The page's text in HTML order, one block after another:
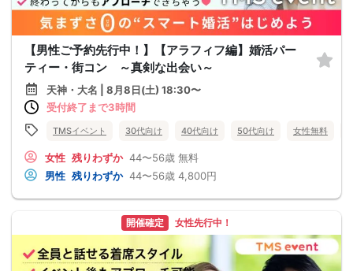
【男性ご予約先行中！】【アラフィフ編】婚活パー
ティー・街コン ～真剣な出会い～
天神・大名 | 8月8日(土) 18:30〜
受付終了まで3時間
TMSイベント 30代向け 40代向け 50代向け 女性無料
女性 残りわずか 44〜56歳 無料
男性 残りわずか 44〜56歳 4,800円
開催確定 女性先行中！